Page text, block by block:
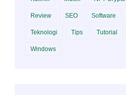
Review SEO Software
Teknologi Tips Tutorial
Windows